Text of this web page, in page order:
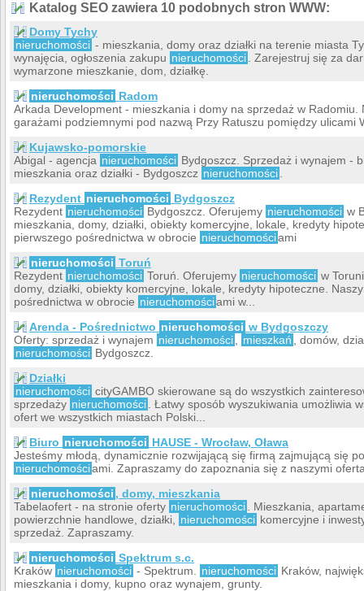
Katalog SEO zawiera 10 podobnych stron WWW:
Domy Tychy
nieruchomości - mieszkania, domy oraz działki na terenie miasta
wynajęcia, ogłoszenia zakupu nieruchomości
. Zarejestruj się za
wymarzone mieszkanie, dom, działkę.
nieruchomości Radom
Arkada Development - mieszkania i domy na sprzedaż w
garażami podziemnymi pod nazwą Przy Ratuszu pomiędzy ulicami
Kujawsko-pomorskie
Abigal - agencja nieruchomości Bydgoszcz. Sprzedaż i wynajem -
mieszkania oraz działki - Bydgoszcz nieruchomości
Rezydent nieruchomości Bydgoszcz
Rezydent nieruchomości Bydgoszcz. Oferujemy nieruchomości w
mieszkania, domy, działki, obiekty komercyjne, lokale, kredyty
pierwszego pośrednictwa w obrocie nieruchomościami
nieruchomości Toruń
Rezydent nieruchomości Toruń. Oferujemy nieruchomości w
domy, działki, obiekty komercyjne, lokale, kredyty hipoteczne.
pośrednictwa w obrocie nieruchomościami w...
Arenda - Pośrednictwo nieruchomości w Bydgoszczy
Oferty: sprzedaż i wynajem nieruchomości mieszkań
, domów,
nieruchomości Bydgoszcz.
Działki
nieruchomości cityGAMBO skierowane są do wszystkich
sprzedaży nieruchomości
. Łatwy sposób wyszukiwania umożliwia
ofert we wszystkich miastach Polski...
Biuro nieruchomości HAUSE - Wrocław, Oława
Jesteśmy młodą, dynamicznie rozwijającą się firmą zajmującą się
nieruchomościami. Zapraszamy do zapoznania się z naszymi
nieruchomości , domy, mieszkania
Tabelaofert - na stronie oferty nieruchomości
. Mieszkania,
powierzchnie handlowe, działki,
nieruchomości komercyjne i
sprzedaż. Zapraszamy.
nieruchomości Spektrum s.c.
Kraków nieruchomości - Spektrum. nieruchomości Kraków,
mieszkania i domy, kupno oraz wynajem, grunty.